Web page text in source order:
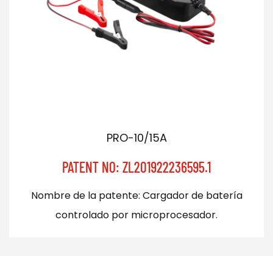
PRO-10/15A
PATENT NO: ZL201922236595.1
Nombre de la patente: Cargador de batería
controlado por microprocesador.